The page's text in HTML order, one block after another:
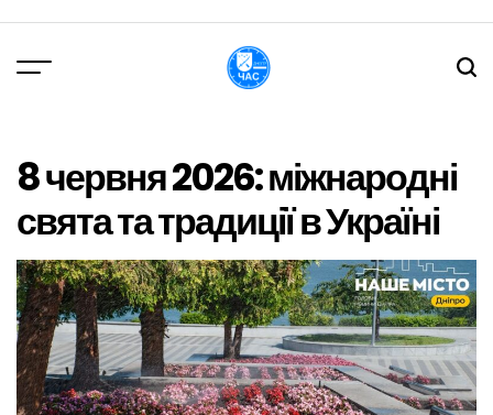
вмісту
8 червня 2026: міжнародні
свята та традиції в Україні